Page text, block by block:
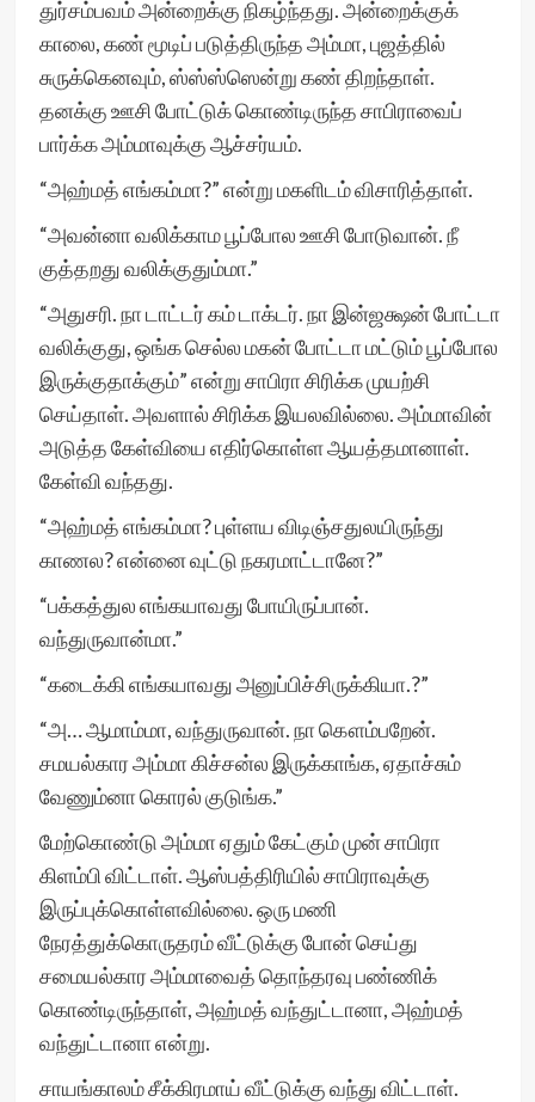
துர்சம்பவம் அன்றைக்கு நிகழ்ந்தது. அன்றைக்குக்
காலை, கண் மூடிப் படுத்திருந்த அம்மா, புஜத்தில்
சுருக்கெனவும், ஸ்ஸ்ஸ்ஸென்று கண் திறந்தாள்.
தனக்கு ஊசி போட்டுக் கொண்டிருந்த சாபிராவைப்
பார்க்க அம்மாவுக்கு ஆச்சர்யம்.
“அஹ்மத் எங்கம்மா?” என்று மகளிடம் விசாரித்தாள்.
“அவன்னா வலிக்காம பூப்போல ஊசி போடுவான். நீ
குத்தறது வலிக்குதும்மா.”
“அதுசரி. நா டாட்டர் கம் டாக்டர். நா இன்ஜக்ஷன் போட்டா
வலிக்குது, ஒங்க செல்ல மகன் போட்டா மட்டும் பூப்போல
இருக்குதாக்கும்” என்று சாபிரா சிரிக்க முயற்சி
செய்தாள். அவளால் சிரிக்க இயலவில்லை. அம்மாவின்
அடுத்த கேள்வியை எதிர்கொள்ள ஆயத்தமானாள்.
கேள்வி வந்தது.
“அஹ்மத் எங்கம்மா? புள்ளய விடிஞ்சதுலயிருந்து
காணல? என்னை வுட்டு நகரமாட்டானே?”
“பக்கத்துல எங்கயாவது போயிருப்பான்.
வந்துருவான்மா.”
“கடைக்கி எங்கயாவது அனுப்பிச்சிருக்கியா.?”
“அ… ஆமாம்மா, வந்துருவான். நா கௌம்பறேன்.
சமயல்கார அம்மா கிச்சன்ல இருக்காங்க, ஏதாச்சும்
வேணும்னா கொரல் குடுங்க.”
மேற்கொண்டு அம்மா ஏதும் கேட்கும் முன் சாபிரா
கிளம்பி விட்டாள். ஆஸ்பத்திரியில் சாபிராவுக்கு
இருப்புக்கொள்ளவில்லை. ஒரு மணி
நேரத்துக்கொருதரம் வீட்டுக்கு போன் செய்து
சமையல்கார அம்மாவைத் தொந்தரவு பண்ணிக்
கொண்டிருந்தாள், அஹ்மத் வந்துட்டானா, அஹ்மத்
வந்துட்டானா என்று.
சாயங்காலம் சீக்கிரமாய் வீட்டுக்கு வந்து விட்டாள்.